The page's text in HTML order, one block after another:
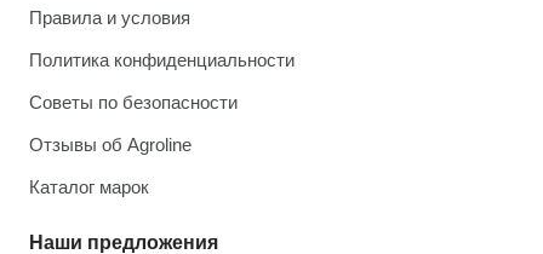
Правила и условия
Политика конфиденциальности
Советы по безопасности
Отзывы об Agroline
Каталог марок
Наши предложения